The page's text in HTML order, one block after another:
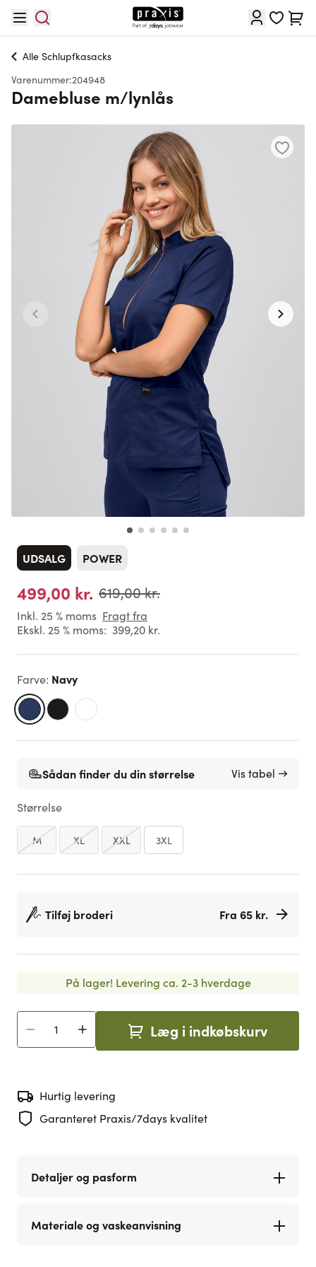
Cart
Alle Schlupfkasacks
Varenummer:204948
Damebluse m/lynlås
UDSALG POWER
499,00 kr. 619,00 kr.
Inkl. 25 % moms Fragt fra
Ekskl. 25 % moms: 399,20 kr.
Farve: Navy
Sådan finder du din størrelse Vis tabel →
Størrelse
M XL XXL 3XL
Tilføj broderi Fra 65 kr.
På lager! Levering ca. 2-3 hverdage
Antal Læg i indkøbskurv
Hurtig levering
Garanteret Praxis/7days kvalitet
Detaljer og pasform
Materiale og vaskeanvisning